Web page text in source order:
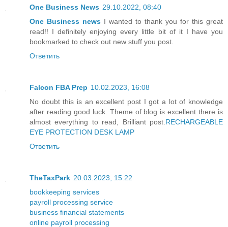
One Business News 29.10.2022, 08:40
One Business news I wanted to thank you for this great
read!! I definitely enjoying every little bit of it I have you
bookmarked to check out new stuff you post.
Ответить
Falcon FBA Prep 10.02.2023, 16:08
No doubt this is an excellent post I got a lot of knowledge
after reading good luck. Theme of blog is excellent there is
almost everything to read, Brilliant post. RECHARGEABLE
EYE PROTECTION DESK LAMP
Ответить
TheTaxPark 20.03.2023, 15:22
bookkeeping services
payroll processing service
business financial statements
online payroll processing